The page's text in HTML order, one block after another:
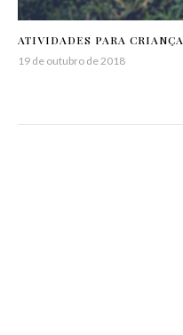
ATIVIDADES PARA
19 de outubro de 2018